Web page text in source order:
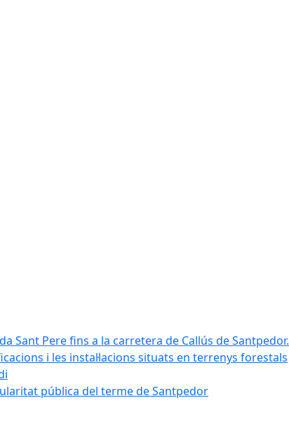
Sant Pere fins a la carretera de Callús de Santpedor.
i les instal·lacions situats en terrenys forestals
pública del terme de Santpedor